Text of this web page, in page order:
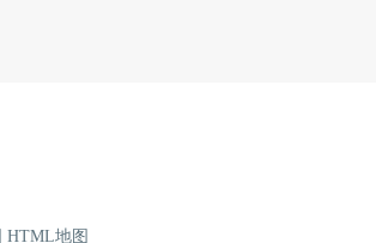
HTML地图